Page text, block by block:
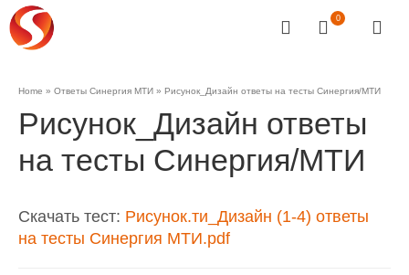
0
Home » Ответы Синергия МТИ » Рисунок_Дизайн ответы на тесты Синергия/МТИ
Рисунок_Дизайн ответы
на тесты Синергия/МТИ
Скачать тест: Рисунок.ти_Дизайн (1-4) ответы
на тесты Синергия МТИ.pdf